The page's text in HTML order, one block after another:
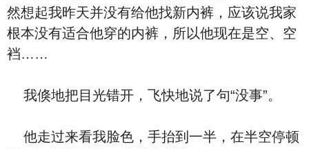
然想起我昨天并没有给他找新内裤，应该说我家
根本没有适合他穿的内裤，所以他现在是空、空
裆……
我倏地把目光错开，飞快地说了句“没事”。
他走过来看我脸色，手抬到一半，在半空停顿